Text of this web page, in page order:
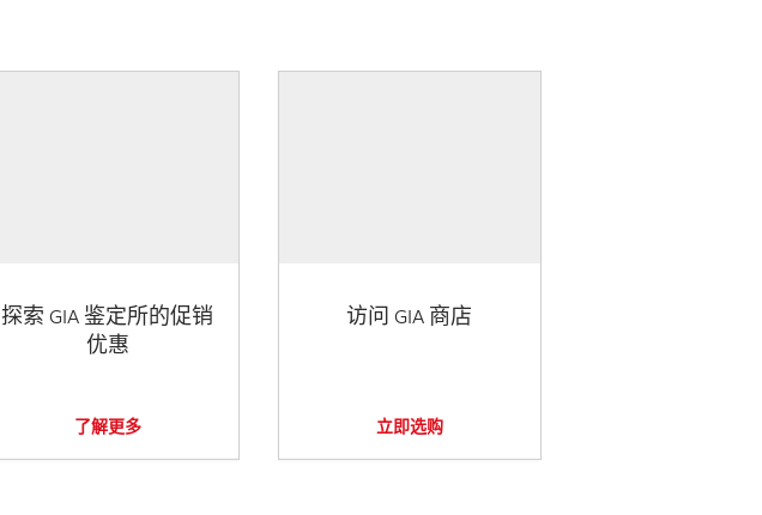
探索 GIA 鉴定所的促销
优惠
了解更多
访问 GIA 商店
立即选购